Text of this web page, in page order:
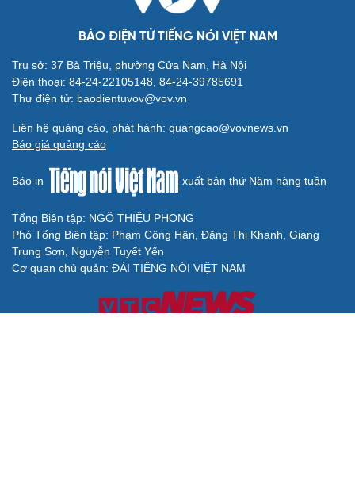
BÁO ĐIỆN TỬ TIẾNG NÓI VIỆT NAM
Trụ sở: 37 Bà Triệu, phường Cửa Nam, Hà Nội
Điện thoại: 84-24-22105148, 84-24-39785691
Thư điện tử: baodientuvov@vov.vn
Liên hệ quảng cáo, phát hành: quangcao@vovnews.vn
Báo giá quảng cáo
Báo in xuất bản thứ Năm hàng tuần
Tổng Biên tập: NGÔ THIỆU PHONG
Phó Tổng Biên tập: Phạm Công Hân, Đặng Thị Khanh, Giang
Trung Sơn, Nguyễn Tuyết Yến
Cơ quan chủ quản: ĐÀI TIẾNG NÓI VIỆT NAM